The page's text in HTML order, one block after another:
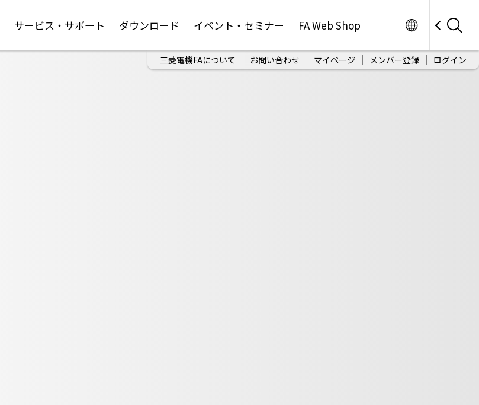
サービス・サポート ダウンロード イベント・セミナー FA Web Shop
三菱電機FAについて お問い合わせ マイページ メンバー登録 ログイン